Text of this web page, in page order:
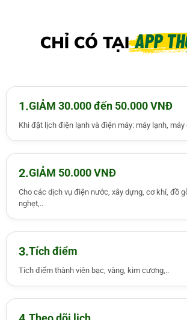
1.GIẢM 30.000 đến 50.000 VNĐ
Khi đặt lịch điện lạnh và điện máy: máy lạnh, máy
2.GIẢM 50.000 VNĐ
Cho các dịch vụ điện nước, xây dựng, cơ khí, đồ
nghẹt,..
3.Tích điểm
Tích điểm thành viên bạc, vàng, kim cương,..